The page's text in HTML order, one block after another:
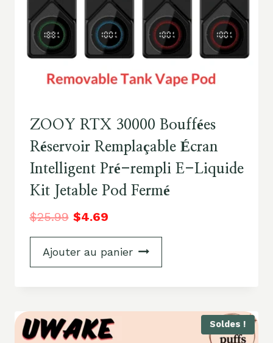
ZOOY RTX 30000 Bouffées
Réservoir Remplaçable Écran
Intelligent Pré-rempli E-Liquide
Kit Jetable Pod Fermé
$25.99 $4.69
Ajouter au panier
Soldes !